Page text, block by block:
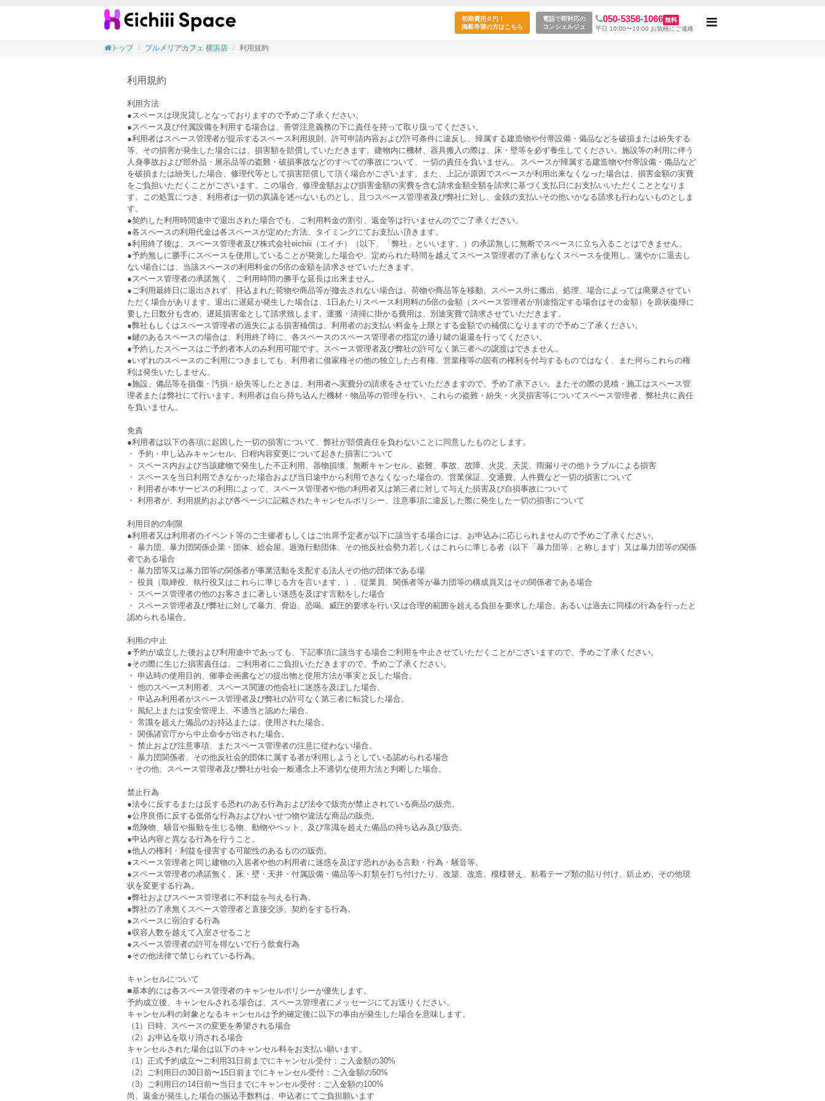
<素敵なスペースを手元に>！1分でできる簡単予約！
初期費用０円！
掲載希望の方はこちら
電話で即対応の
コンシェルジュ
050-5358-1066 無料
平日 10:00〜19:00 お気軽にご連絡
Toggle
トップ プルメリアカフェ 横浜店 利用規約
利用規約
利用方法
●スペースは現況貸しとなっておりますので予めご了承ください。
●スペース及び付属設備を利用する場合は、善管注意義務の下に責任を持って取り扱ってください。
●利用者はスペース管理者が提示するスペース利用規則、許可申請内容および許可条件に違反し、帰属する建造物や付帯設備・備品などを破損または紛失する
等、その損害が発生した場合には、損害額を賠償していただきます。建物内に機材、器具搬入の際は、床・壁等を必ず養生してください。施設等の利用に伴う
人身事故および部外品・展示品等の盗難・破損事故などのすべての事故について、一切の責任を負いません。 スペースが帰属する建造物や付帯設備・備品など
を破損または紛失した場合、修理代等として損害賠償して頂く場合がございます。また、上記が原因でスペースが利用出来なくなった場合は、損害金額の実費
をご負担いただくことがございます。この場合、修理金額および損害金額の実費を含む請求金額全額を請求に基づく支払日にお支払いいただくこととなりま
す。この処置につき、利用者は一切の異議を述べないものとし、且つスペース管理者及び弊社に対し、金銭の支払いその他いかなる請求も行わないものとしま
す。
●契約した利用時間途中で退出された場合でも、ご利用料金の割引、返金等は行いませんのでご了承ください。
●各スペースの利用代金は各スペースが定めた方法、タイミングにてお支払い頂きます。
●利用終了後は、スペース管理者及び株式会社eichiii（エイチ）（以下、「弊社」といいます。）の承諾無しに無断でスペースに立ち入ることはできません。
●予約無しに勝手にスペースを使用していることが発覚した場合や、定められた時間を越えてスペース管理者の了承もなくスペースを使用し、速やかに退去し
ない場合には、当該スペースの利用料金の5倍の金額を請求させていただきます。
●スペース管理者の承諾無く、ご利用時間の勝手な延長は出来ません。
●ご利用最終日に退出されず、持込まれた荷物や商品等が撤去されない場合は、荷物や商品等を移動、スペース外に搬出、処理、場合によっては廃棄させてい
ただく場合があります。退出に遅延が発生した場合は、1日あたりスペース利用料の5倍の金額（スペース管理者が別途指定する場合はその金額）を原状復帰に
要した日数分も含め、遅延損害金として請求致します。運搬・清掃に掛かる費用は、別途実費で請求させていただきます。
●弊社もしくはスペース管理者の過失による損害補償は、利用者のお支払い料金を上限とする金額での補償になりますので予めご了承ください。
●鍵のあるスペースの場合は、利用終了時に、各スペースのスペース管理者の指定の通り鍵の返還を行ってください。
●予約したスペースはご予約者本人のみ利用可能です。スペース管理者及び弊社の許可なく第三者への譲渡はできません。
●いずれのスペースのご利用につきましても、利用者に借家権その他の独立した占有権、営業権等の固有の権利を付与するものではなく、また何らこれらの権
利は発生いたしません。
●施設、備品等を損傷・汚損・紛失等したときは、利用者へ実費分の請求をさせていただきますので、予め了承下さい。またその際の見積・施工はスペース管
理者または弊社にて行います。利用者は自ら持ち込んだ機材・物品等の管理を行い、これらの盗難・紛失・火災損害等についてスペース管理者、弊社共に責任
を負いません。
免責
●利用者は以下の各項に起因した一切の損害について、弊社が賠償責任を負わないことに同意したものとします。
・ 予約・申し込みキャンセル、日程内容変更について起きた損害について
・ スペース内および当該建物で発生した不正利用、器物損壊、無断キャンセル、盗難、事故、故障、火災、天災、雨漏りその他トラブルによる損害
・ スペースを当日利用できなかった場合および当日途中から利用できなくなった場合の、営業保証、交通費、人件費など一切の損害について
・ 利用者が本サービスの利用によって、スペース管理者や他の利用者又は第三者に対して与えた損害及び自損事故について
・ 利用者が、利用規約および各ページに記載されたキャンセルポリシー、注意事項に違反した際に発生した一切の損害について
利用目的の制限
●利用者又は利用者のイベント等のご主催者もしくはご出席予定者が以下に該当する場合には、お申込みに応じられませんので予めご了承ください。
・ 暴力団、暴力団関係企業・団体、総会屋、過激行動団体、その他反社会勢力若しくはこれらに準じる者（以下「暴力団等」と称します）又は暴力団等の関係
者である場合
・ 暴力団等又は暴力団等の関係者が事業活動を支配する法人その他の団体である場
・ 役員（取締役、執行役又はこれらに準じる方を言います。）、従業員、関係者等が暴力団等の構成員又はその関係者である場合
・ スペース管理者の他のお客さまに著しい迷惑を及ぼす言動をした場合
・ スペース管理者及び弊社に対して暴力、脅迫、恐喝、威圧的要求を行い又は合理的範囲を超える負担を要求した場合。あるいは過去に同様の行為を行ったと
認められる場合。
利用の中止
●予約が成立した後および利用途中であっても、下記事項に該当する場合ご利用を中止させていただくことがございますので、予めご了承ください。
●その際に生じた損害責任は、ご利用者にご負担いただきますので、予めご了承ください。
・ 申込時の使用目的、催事企画書などの提出物と使用方法が事実と反した場合。
・ 他のスペース利用者、スペース関連の他会社に迷惑を及ぼした場合。
・ 申込み利用者がスペース管理者及び弊社の許可なく第三者に転貸した場合。
・ 風紀上または安全管理上、不適当と認めた場合。
・ 常識を超えた備品のお持込または、使用された場合。
・ 関係諸官庁から中止命令が出された場合。
・ 禁止および注意事項、またスペース管理者の注意に従わない場合。
・ 暴力団関係者、その他反社会的団体に属する者が利用しようとしている認められる場合
・その他、スペース管理者及び弊社が社会一般通念上不適切な使用方法と判断した場合。
禁止行為
●法令に反するまたは反する恐れのある行為および法令で販売が禁止されている商品の販売。
●公序良俗に反する低俗な行為およびわいせつ物や違法な商品の販売。
●危険物、騒音や振動を生じる物、動物やペット、及び常識を超えた備品の持ち込み及び販売。
●申込内容と異なる行為を行うこと。
●他人の権利・利益を侵害する可能性のあるものの販売。
●スペース管理者と同じ建物の入居者や他の利用者に迷惑を及ぼす恐れがある言動・行為・騒音等。
●スペース管理者の承諾無く、床・壁・天井・付属設備・備品等へ釘類を打ち付けたり、改築、改造、模様替え、粘着テープ類の貼り付け、鋲止め、その他現
状を変更する行為。
●弊社およびスペース管理者に不利益を与える行為。
●弊社の了承無くスペース管理者と直接交渉、契約をする行為。
●スペースに宿泊する行為
●収容人数を越えて入室させること
●スペース管理者の許可を得ないで行う飲食行為
●その他法律で禁じられている行為。
キャンセルについて
■基本的には各スペース管理者のキャンセルポリシーが優先します。
予約成立後、キャンセルされる場合は、スペース管理者にメッセージにてお送りください。
キャンセル料の対象となるキャンセルは予約確定後に以下の事由が発生した場合を意味します。
（1）日時、スペースの変更を希望される場合
（2）お申込を取り消される場合
キャンセルされた場合は以下のキャンセル料をお支払い願います。
（1）正式予約成立〜ご利用31日前までにキャンセル受付：ご入金額の30%
（2）ご利用日の30日前〜15日前までにキャンセル受付：ご入金額の50%
（3）ご利用日の14日前〜当日までにキャンセル受付：ご入金額の100%
尚、返金が発生した場合の振込手数料は、申込者にてご負担願います